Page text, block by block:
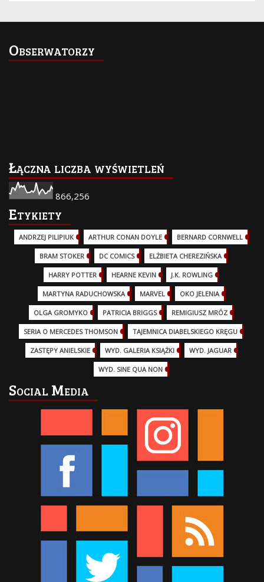
Obserwatorzy
Łączna liczba wyświetleń
866,256
Etykiety
ANDRZEJ PILIPIUK (29)ARTHUR CONAN DOYLE BERNARD CORNWELL
BRAM STOKER DC COMICS (17)ELŻBIETA CHEREZIŃSKA
HARRY POTTER (13)HEARNE KEVIN J.K. ROWLING
MARTYNA RADUCHOWSKA MARVEL (32)OKO JELENIA
OLGA GROMYKO PATRICIA BRIGGS (12)REMIGIUSZ MRÓZ
SERIA O MERCEDES THOMSON (11)TAJEMNICA DIABELSKIEGO KRĘGU
ZASTĘPY ANIELSKIE WYD. GALERIA KSIĄŻKI WYD. JAGUAR
WYD. SINE QUA NON
Social Media